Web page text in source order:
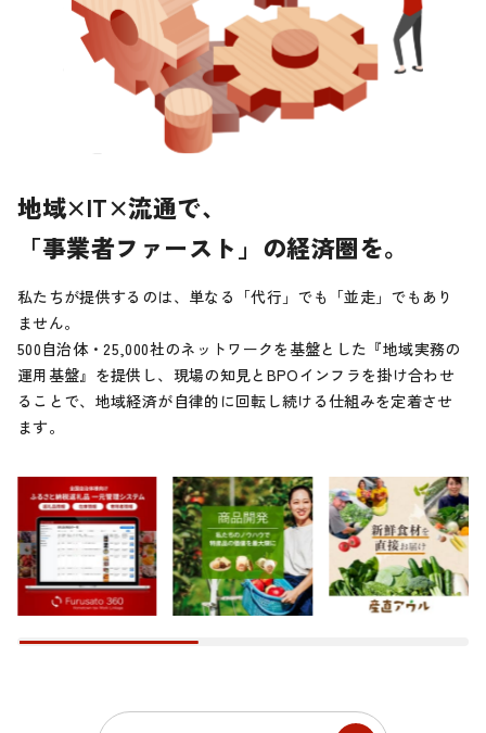
地域×IT×流通で、
「事業者ファースト」の経済圏を。
私たちが提供するのは、単なる「代行」でも「並走」でもあり
ません。
500自治体・25,000社のネットワークを基盤とした『地域実務の
運用基盤』を提供し、現場の知見とBPOインフラを掛け合わせ
ることで、地域経済が自律的に回転し続ける仕組みを定着させ
ます。